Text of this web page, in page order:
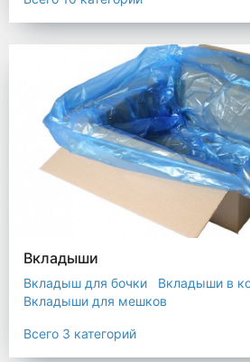
Прочая полиэтиленовая упаковка
Вкладыши
Вкладыш для бочки
Вкладыши в
Вкладыши для мешков
Всего 3 категорий